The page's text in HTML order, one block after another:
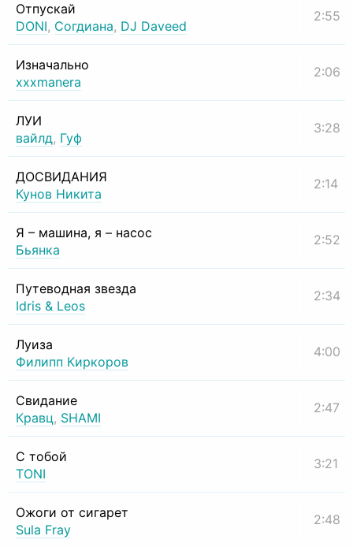
Отпускай
DONI, Согдиана, DJ Daveed
2:55
Изначально
xxxmanera
2:06
ЛУИ
вайлд, Гуф
3:28
ДОСВИДАНИЯ
Кунов Никита
2:14
Я – машина, я – насос
Бьянка
2:52
Путеводная звезда
Idris & Leos
2:34
Луиза
Филипп Киркоров
4:00
Свидание
Кравц, SHAMI
2:47
С тобой
TONI
3:21
Ожоги от сигарет
Sula Fray
2:48